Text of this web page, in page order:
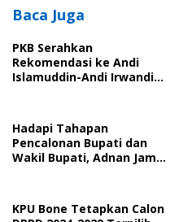
Baca Juga
PKB Serahkan
Rekomendasi ke Andi
Islamuddin-Andi Irwandi
Terdepan
Hadapi Tahapan
Pencalonan Bupati dan
Wakil Bupati, Adnan Jamal
KPU Bone Tetapkan Calon